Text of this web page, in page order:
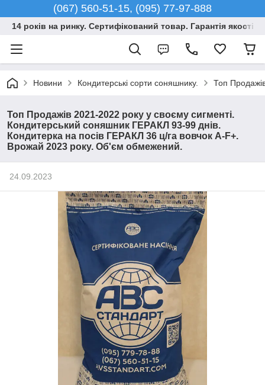
(067) 560-51-15, (095) 77-97-888
14 років на ринку. Сертифікований товар. Гарантія якості
Новини Кондитерські сорти соняшнику. Топ
Топ Продажів 2021-2022 року у своєму сигменті.
Кондитерський соняшник ГЕРАКЛ 93-99 днів.
Кондитерка на посів ГЕРАКЛ 36 ц/га вовчок A-F+.
Врожай 2023 року. Об'єм обмежений.
24.09.2023